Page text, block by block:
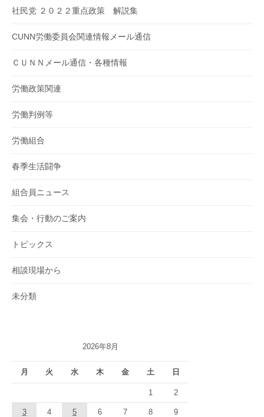
社民党 ２０２２重点政策 解説集
CUNN労働委員会関連情報メール通信
ＣＵＮＮメール通信・各種情報
労働政策関連
労働判例等
労働組合
春季生活闘争
組合員ニュース
集会・行動のご案内
トピックス
相談現場から
未分類
2026年8月
月 火 水 木 金 土 日
1 2
3 4 5 6 7 8 9